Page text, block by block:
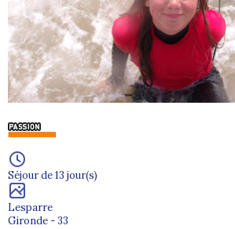
Séjour de 13 jour(s)
Lesparre
Gironde - 33